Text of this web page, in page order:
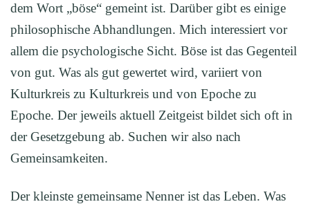
dem Wort „böse“ gemeint ist. Darüber gibt es einige
philosophische Abhandlungen. Mich interessiert vor
allem die psychologische Sicht. Böse ist das Gegenteil
von gut. Was als gut gewertet wird, variiert von
Kulturkreis zu Kulturkreis und von Epoche zu
Epoche. Der jeweils aktuell Zeitgeist bildet sich oft in
der Gesetzgebung ab. Suchen wir also nach
Gemeinsamkeiten.
Der kleinste gemeinsame Nenner ist das Leben. Was